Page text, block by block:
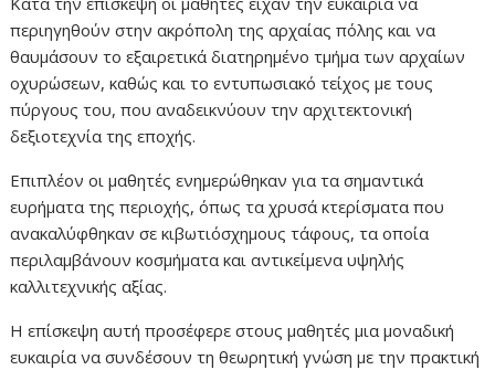
περιηγηθούν στην ακρόπολη της αρχαίας πόλης και να
θαυμάσουν το εξαιρετικά διατηρημένο τμήμα των αρχαίων
οχυρώσεων, καθώς και το εντυπωσιακό τείχος με τους
πύργους του, που αναδεικνύουν την αρχιτεκτονική
δεξιοτεχνία της εποχής.
Επιπλέον οι μαθητές ενημερώθηκαν για τα σημαντικά
ευρήματα της περιοχής, όπως τα χρυσά κτερίσματα που
ανακαλύφθηκαν σε κιβωτιόσχημους τάφους, τα οποία
περιλαμβάνουν κοσμήματα και αντικείμενα υψηλής
καλλιτεχνικής αξίας.
Η επίσκεψη αυτή προσέφερε στους μαθητές μια μοναδική
ευκαιρία να συνδέσουν τη θεωρητική γνώση με την πρακτική